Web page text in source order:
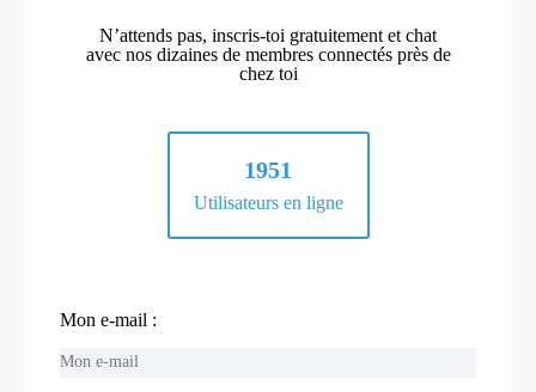
N’attends pas, inscris-toi gratuitement et chat
avec nos dizaines de membres connectés près de
chez toi
1951
Utilisateurs en ligne
Mon e-mail :